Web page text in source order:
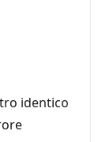
identico